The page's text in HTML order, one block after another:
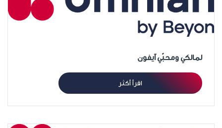
لمالكي ومحبّي آيفون
اقرأ أكثر